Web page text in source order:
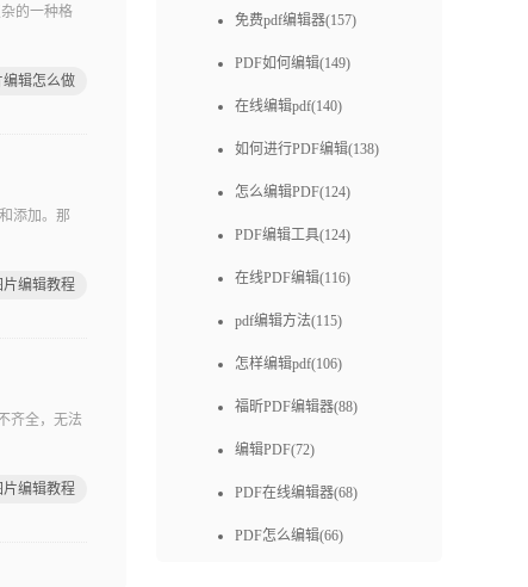
的一种格
编辑怎么做
添加。那
片编辑教程
齐全，无法
片编辑教程
免费pdf编辑器(157)
PDF如何编辑(149)
在线编辑pdf(140)
如何进行PDF编辑(138)
怎么编辑PDF(124)
PDF编辑工具(124)
在线PDF编辑(116)
pdf编辑方法(115)
怎样编辑pdf(106)
福昕PDF编辑器(88)
编辑PDF(72)
PDF在线编辑器(68)
PDF怎么编辑(66)